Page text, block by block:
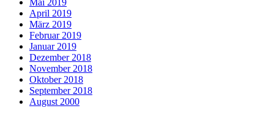
Mai 2019
April 2019
März 2019
Februar 2019
Januar 2019
Dezember 2018
November 2018
Oktober 2018
September 2018
August 2000